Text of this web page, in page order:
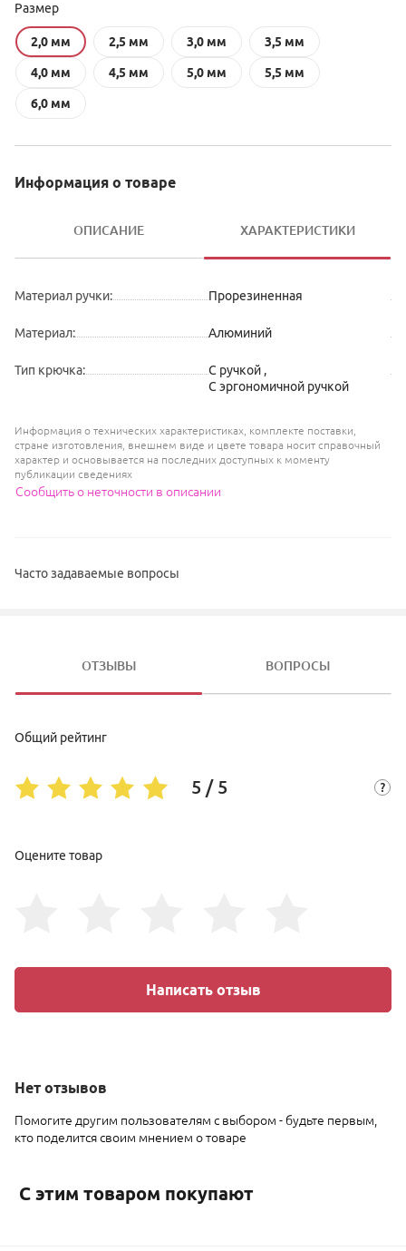
Размер
2,0 мм 2,5 мм 3,0 мм 3,5 мм
4,0 мм 4,5 мм 5,0 мм 5,5 мм
6,0 мм
Информация о товаре
ОПИСАНИЕ ХАРАКТЕРИСТИКИ
Материал ручки: Прорезиненная
Материал: Алюминий
Тип крючка: С ручкой ,
С эргономичной ручкой
Информация о технических характеристиках, комплекте поставки,
стране изготовления, внешнем виде и цвете товара носит справочный
характер и основывается на последних доступных к моменту
публикации сведениях
Сообщить о неточности в описании
Часто задаваемые вопросы
ОТЗЫВЫ ВОПРОСЫ
Нет отзывов
Помогите другим пользователям с выбором - будьте первым,
кто поделится своим мнением о товаре
Общий рейтинг
5 / 5
Оцените товар
Написать отзыв
С этим товаром покупают